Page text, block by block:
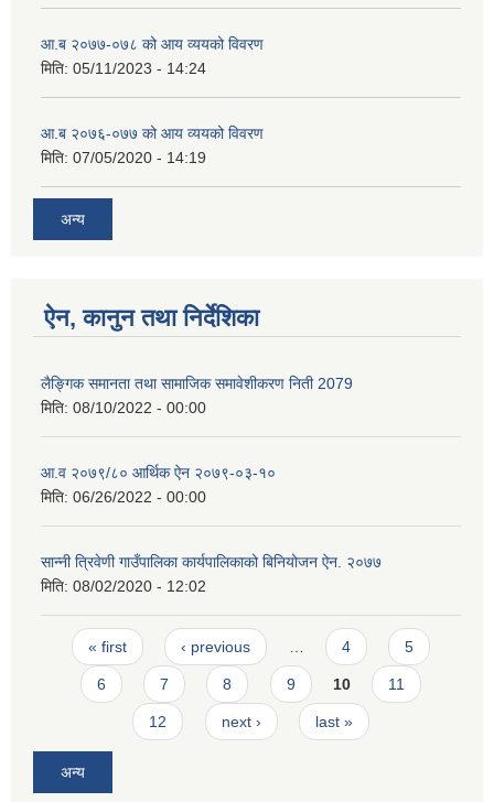
आ.ब २०७७-०७८ को आय व्ययको विवरण
मिति: 05/11/2023 - 14:24
आ.ब २०७६-०७७ को आय व्ययको विवरण
मिति: 07/05/2020 - 14:19
अन्य
ऐन, कानुन तथा निर्देशिका
लैङ्गिक समानता तथा सामाजिक समावेशीकरण निती 2079
मिति: 08/10/2022 - 00:00
आ.व २०७९/८० आर्थिक ऐन २०७९-०३-१०
मिति: 06/26/2022 - 00:00
सान्नी त्रिवेणी गाउँपालिका कार्यपालिकाको बिनियोजन ऐन. २०७७
मिति: 08/02/2020 - 12:02
Pages
« first ‹ previous 4 5
6 7 8 9 10 11
12 next › last »
अन्य